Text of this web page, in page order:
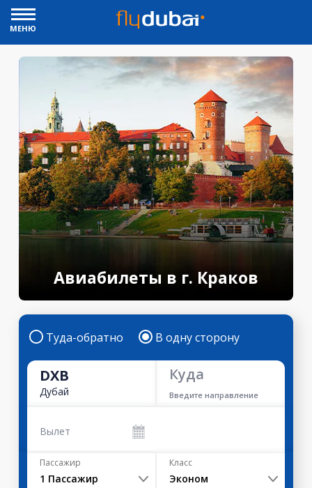
МЕНЮ
Авиабилеты в г. Краков
Туда-обратно В одну сторону
DXB
Дубай
Куда
Введите направление
Вылет
Пассажир
1 Пассажир
Класс
Эконом